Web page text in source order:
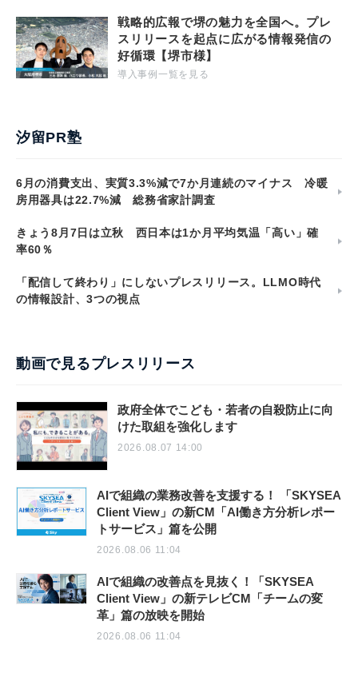
戦略的広報で堺の魅力を全国へ。プレ
スリリースを起点に広がる情報発信の
好循環【堺市様】
導入事例一覧を見る
汐留PR塾
6月の消費支出、実質3.3%減で7か月連続のマイナス 冷暖
房用器具は22.7%減 総務省家計調査
きょう8月7日は立秋 西日本は1か月平均気温「高い」確
率60％
「配信して終わり」にしないプレスリリース。LLMO時代
の情報設計、3つの視点
動画で見るプレスリリース
政府全体でこども・若者の自殺防止に向
けた取組を強化します
2026.08.07 14:00
AIで組織の業務改善を支援する！ 「SKYSEA
Client View」の新CM「AI働き方分析レポー
トサービス」篇を公開
2026.08.06 11:04
AIで組織の改善点を見抜く！「SKYSEA
Client View」の新テレビCM「チームの変
革」篇の放映を開始
2026.08.06 11:04